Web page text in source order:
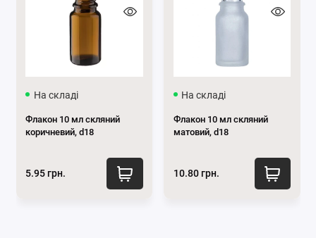
На складі
Флакон 10 мл скляний
коричневий, d18
5.95 грн.
На складі
Флакон 10 мл скляний
матовий, d18
10.80 грн.